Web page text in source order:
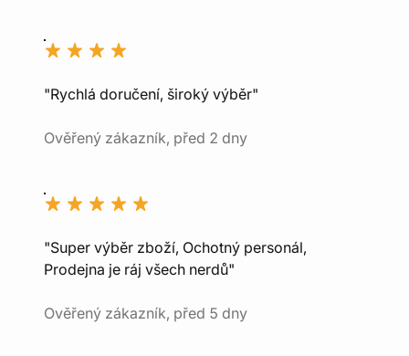
"Rychlá doručení, široký výběr"
Ověřený zákazník, před 2 dny
"Super výběr zboží, Ochotný personál,
Prodejna je ráj všech nerdů"
Ověřený zákazník, před 5 dny